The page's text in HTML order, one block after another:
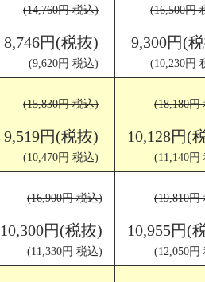
(14,760円 税込)
8,746円(税抜)
(9,620円 税込)
(16,500円
9,300円(
(10,230円
(15,830円 税込)
9,519円(税抜)
(10,470円 税込)
(18,180円
10,128円(
(11,140円
(16,900円 税込)
10,300円(税抜)
(11,330円 税込)
(19,810円
10,955円(
(12,050円